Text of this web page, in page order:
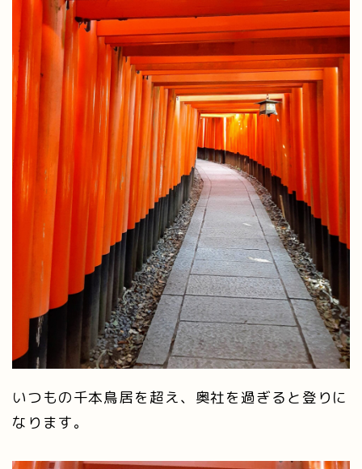
いつもの千本鳥居を超え、奥社を過ぎると登りに
なります。